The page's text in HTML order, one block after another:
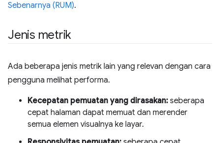
Sebenarnya (RUM).
Jenis metrik
Ada beberapa jenis metrik lain yang relevan dengan cara
pengguna melihat performa.
Kecepatan pemuatan yang dirasakan: seberapa
cepat halaman dapat memuat dan merender
semua elemen visualnya ke layar.